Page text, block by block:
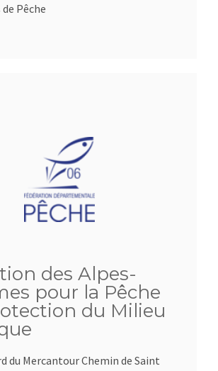
Pêche
des Alpes-
pour la Pêche
du Milieu
du Mercantour Chemin de Saint